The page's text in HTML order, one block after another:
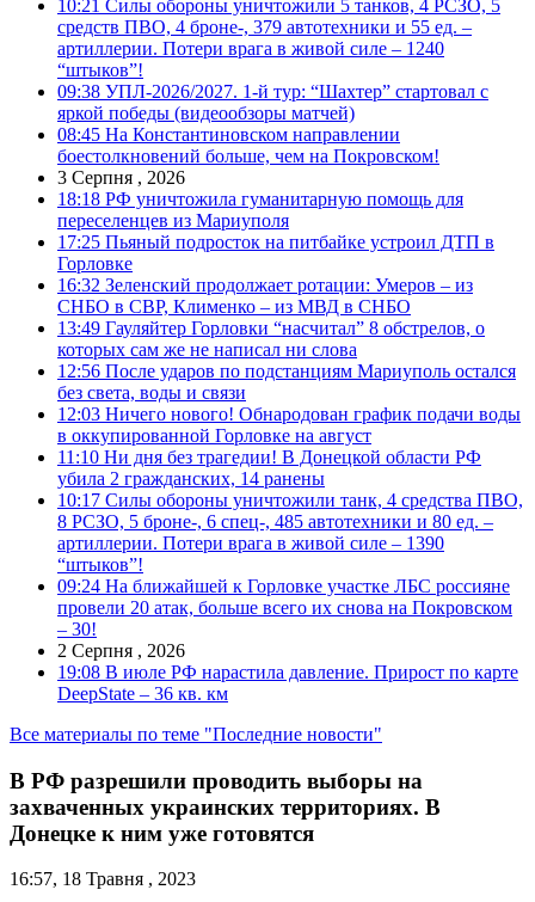
10:21 Силы обороны уничтожили 5 танков, 4 РСЗО, 5
средств ПВО, 4 броне-, 379 автотехники и 55 ед. –
артиллерии. Потери врага в живой силе – 1240
“штыков”!
09:38 УПЛ-2026/2027. 1-й тур: “Шахтер” стартовал с
яркой победы (видеообзоры матчей)
08:45 На Константиновском направлении
боестолкновений больше, чем на Покровском!
3 Серпня , 2026
18:18 РФ уничтожила гуманитарную помощь для
переселенцев из Мариуполя
17:25 Пьяный подросток на питбайке устроил ДТП в
Горловке
16:32 Зеленский продолжает ротации: Умеров – из
СНБО в СВР, Клименко – из МВД в СНБО
13:49 Гауляйтер Горловки “насчитал” 8 обстрелов, о
которых сам же не написал ни слова
12:56 После ударов по подстанциям Мариуполь остался
без света, воды и связи
12:03 Ничего нового! Обнародован график подачи воды
в оккупированной Горловке на август
11:10 Ни дня без трагедии! В Донецкой области РФ
убила 2 гражданских, 14 ранены
10:17 Силы обороны уничтожили танк, 4 средства ПВО,
8 РСЗО, 5 броне-, 6 спец-, 485 автотехники и 80 ед. –
артиллерии. Потери врага в живой силе – 1390
“штыков”!
09:24 На ближайшей к Горловке участке ЛБС россияне
провели 20 атак, больше всего их снова на Покровском
– 30!
2 Серпня , 2026
19:08 В июле РФ нарастила давление. Прирост по карте
DeepState – 36 кв. км
Все материалы по теме "Последние новости"
В РФ разрешили проводить выборы на
захваченных украинских территориях. В
Донецке к ним уже готовятся
16:57, 18 Травня , 2023